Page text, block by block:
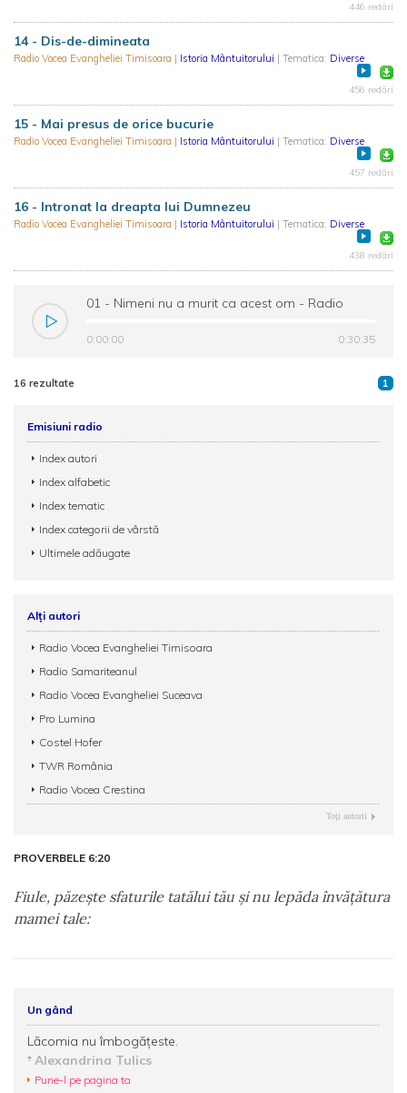
446 redări
14 - Dis-de-dimineata
Radio Vocea Evangheliei Timisoara | Istoria Mântuitorului | Tematica: Diverse
456 redări
15 - Mai presus de orice bucurie
Radio Vocea Evangheliei Timisoara | Istoria Mântuitorului | Tematica: Diverse
457 redări
16 - Intronat la dreapta lui Dumnezeu
Radio Vocea Evangheliei Timisoara | Istoria Mântuitorului | Tematica: Diverse
438 redări
01 - Nimeni nu a murit ca acest om - Radio
0:00:00 0:30:35
16 rezultate 1
Emisiuni radio
Index autori
Index alfabetic
Index tematic
Index categorii de vârstă
Ultimele adăugate
Alți autori
Radio Vocea Evangheliei Timisoara
Radio Samariteanul
Radio Vocea Evangheliei Suceava
Pro Lumina
Costel Hofer
TWR România
Radio Vocea Crestina
Toţi autorii
PROVERBELE 6:20
Fiule, păzeşte sfaturile tatălui tău şi nu lepăda învăţătura
mamei tale:
Un gând
Lăcomia nu îmbogățeste.
Alexandrina Tulics
Pune-l pe pagina ta